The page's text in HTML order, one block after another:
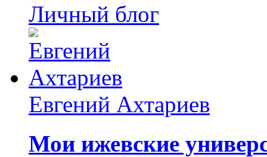
Личный блог
Евгений Ахтариев
Мои ижевские